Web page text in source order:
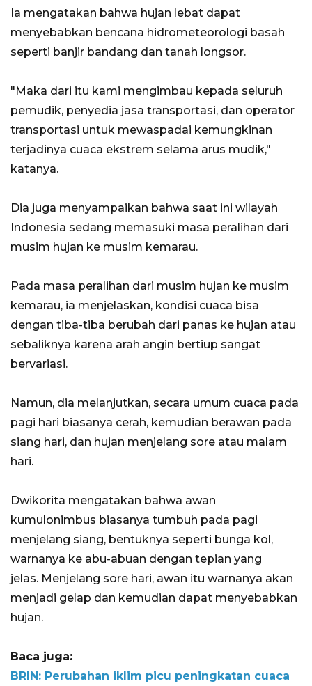
Ia mengatakan bahwa hujan lebat dapat
menyebabkan bencana hidrometeorologi basah
seperti banjir bandang dan tanah longsor.
"Maka dari itu kami mengimbau kepada seluruh
pemudik, penyedia jasa transportasi, dan operator
transportasi untuk mewaspadai kemungkinan
terjadinya cuaca ekstrem selama arus mudik,"
katanya.
Dia juga menyampaikan bahwa saat ini wilayah
Indonesia sedang memasuki masa peralihan dari
musim hujan ke musim kemarau.
Pada masa peralihan dari musim hujan ke musim
kemarau, ia menjelaskan, kondisi cuaca bisa
dengan tiba-tiba berubah dari panas ke hujan atau
sebaliknya karena arah angin bertiup sangat
bervariasi.
Namun, dia melanjutkan, secara umum cuaca pada
pagi hari biasanya cerah, kemudian berawan pada
siang hari, dan hujan menjelang sore atau malam
hari.
Dwikorita mengatakan bahwa awan
kumulonimbus biasanya tumbuh pada pagi
menjelang siang, bentuknya seperti bunga kol,
warnanya ke abu-abuan dengan tepian yang
jelas. Menjelang sore hari, awan itu warnanya akan
menjadi gelap dan kemudian dapat menyebabkan
hujan.
Baca juga:
BRIN: Perubahan iklim picu peningkatan cuaca